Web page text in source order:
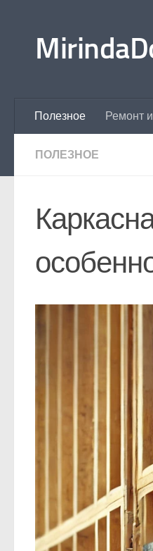
Полезное Ремонт
ПОЛЕЗНОЕ